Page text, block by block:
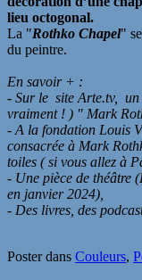
lieu octogonal.
La "Rothko Chapel"
du peintre.
En savoir + :
- Sur le site Arte.tv, un
vraiment ! ) " Mark
- A la fondation Louis
consacrée à Mark
toiles ( si vous allez à
- Une pièce de théâtre
en janvier 2024),
- Des livres, des
Poster dans Couleurs,